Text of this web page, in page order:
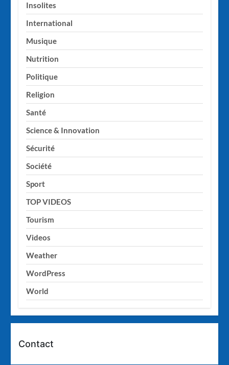
Insolites
International
Musique
Nutrition
Politique
Religion
Santé
Science & Innovation
Sécurité
Société
Sport
TOP VIDEOS
Tourism
Videos
Weather
WordPress
World
Contact